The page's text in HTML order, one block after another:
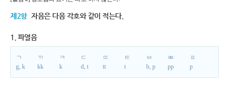
제2항 자음은 다음 각호와 같이 적는다.
1. 파열음
ㄱ
g, k
ㄲ
kk
ㅋ
k
ㄷ
d, t
ㄸ
tt
ㅌ
t
ㅂ
b, p
ㅃ
pp
ㅍ
p